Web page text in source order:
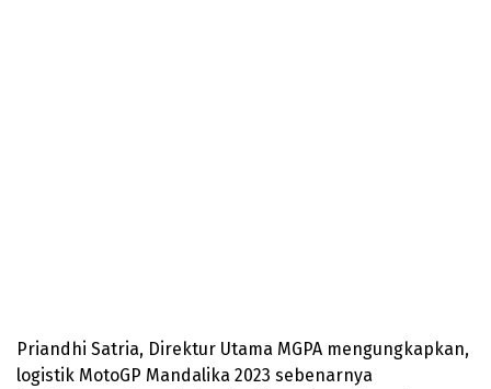
Priandhi Satria, Direktur Utama MGPA mengungkapkan,
logistik MotoGP Mandalika 2023 sebenarnya